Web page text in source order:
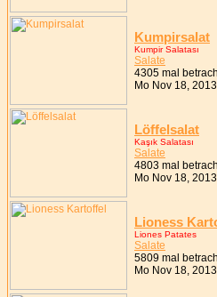
Kumpirsalat
Kumpir Salatası
Salate
4305 mal
Mo Nov 18,
Löffelsalat
Kaşık Salatası
Salate
4803 mal
Mo Nov 18,
Lioness
Liones Patates
Salate
5809 mal
Mo Nov 18,